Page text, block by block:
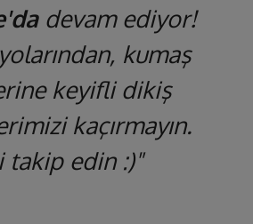
devam ediyor!
kumaş
keyifli dikiş
kaçırmayın.
takip edin :)"